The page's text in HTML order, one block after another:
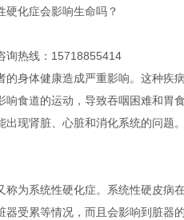
硬化症会影响生命吗？
询热线：15718855414
的身体健康造成严重影响。这种疾
响食道的运动，导致吞咽困难和胃
出现肾脏、心脏和消化系统的问题
称为系统性硬化症。系统性硬皮病
器受累等情况，而且会影响到脏器